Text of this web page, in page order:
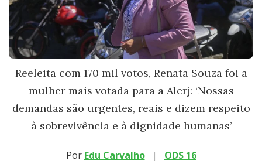
Reeleita com 170 mil votos, Renata Souza foi a
mulher mais votada para a Alerj: ‘Nossas
demandas são urgentes, reais e dizem respeito
à sobrevivência e à dignidade humanas’
Por Edu Carvalho | ODS 16